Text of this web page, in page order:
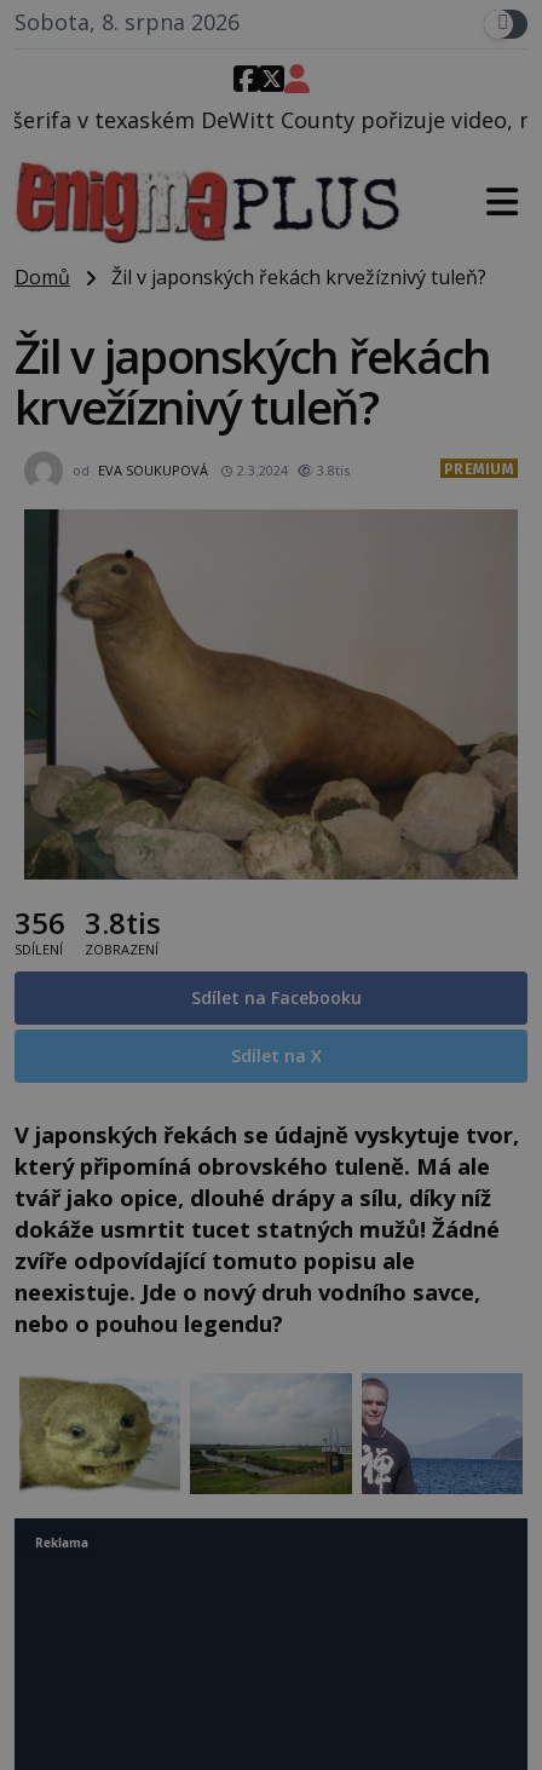
Sobota, 8. srpna 2026
County pořizuje video, na kterém před jeho
Domů Žil v japonských řekách krvežíznivý tuleň?
Žil v japonských řekách
krvežíznivý tuleň?
od EVA SOUKUPOVÁ 2.3.2024 3.8tis PREMIUM
356
SDÍLENÍ
3.8tis
ZOBRAZENÍ
Sdílet na Facebooku
Sdílet na X
V japonských řekách se údajně vyskytuje tvor,
který připomíná obrovského tuleně. Má ale
tvář jako opice, dlouhé drápy a sílu, díky níž
dokáže usmrtit tucet statných mužů! Žádné
zvíře odpovídající tomuto popisu ale
neexistuje. Jde o nový druh vodního savce,
nebo o pouhou legendu?
Reklama